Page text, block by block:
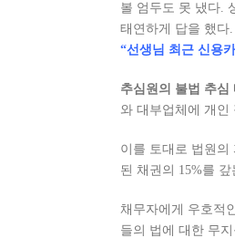
볼 엄두도 못 냈다.
태연하게 답을 했다.
“선생님 최근 신용
추심원의 불법 추심
와 대부업체에 개인
이를 토대로 법원의
된 채권의 15%를
채무자에게 우호적
들의 법에 대한 무